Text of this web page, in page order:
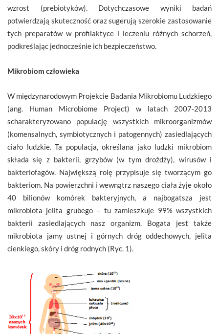
wzrost (prebiotyków). Dotychczasowe wyniki badań
potwierdzają skuteczność oraz sugerują szerokie zastosowanie
tych preparatów w profilaktyce i leczeniu różnych schorzeń,
podkreślając jednocześnie ich bezpieczeństwo.
Mikrobiom człowieka
W międzynarodowym Projekcie Badania Mikrobiomu Ludzkiego
(ang. Human Microbiome Project) w latach 2007-2013
scharakteryzowano populację wszystkich mikroorganizmów
(komensalnych, symbiotycznych i patogennych) zasiedlających
ciało ludzkie. Ta populacja, określana jako ludzki mikrobiom
składa się z bakterii, grzybów (w tym drożdży), wirusów i
bakteriofagów. Największą rolę przypisuje się tworzącym go
bakteriom. Na powierzchni i wewnątrz naszego ciała żyje około
40 bilionów komórek bakteryjnych, a najbogatsza jest
mikrobiota jelita grubego – tu zamieszkuje 99% wszystkich
bakterii zasiedlających nasz organizm. Bogata jest także
mikrobiota jamy ustnej i górnych dróg oddechowych, jelita
cienkiego, skóry i dróg rodnych (Ryc. 1).